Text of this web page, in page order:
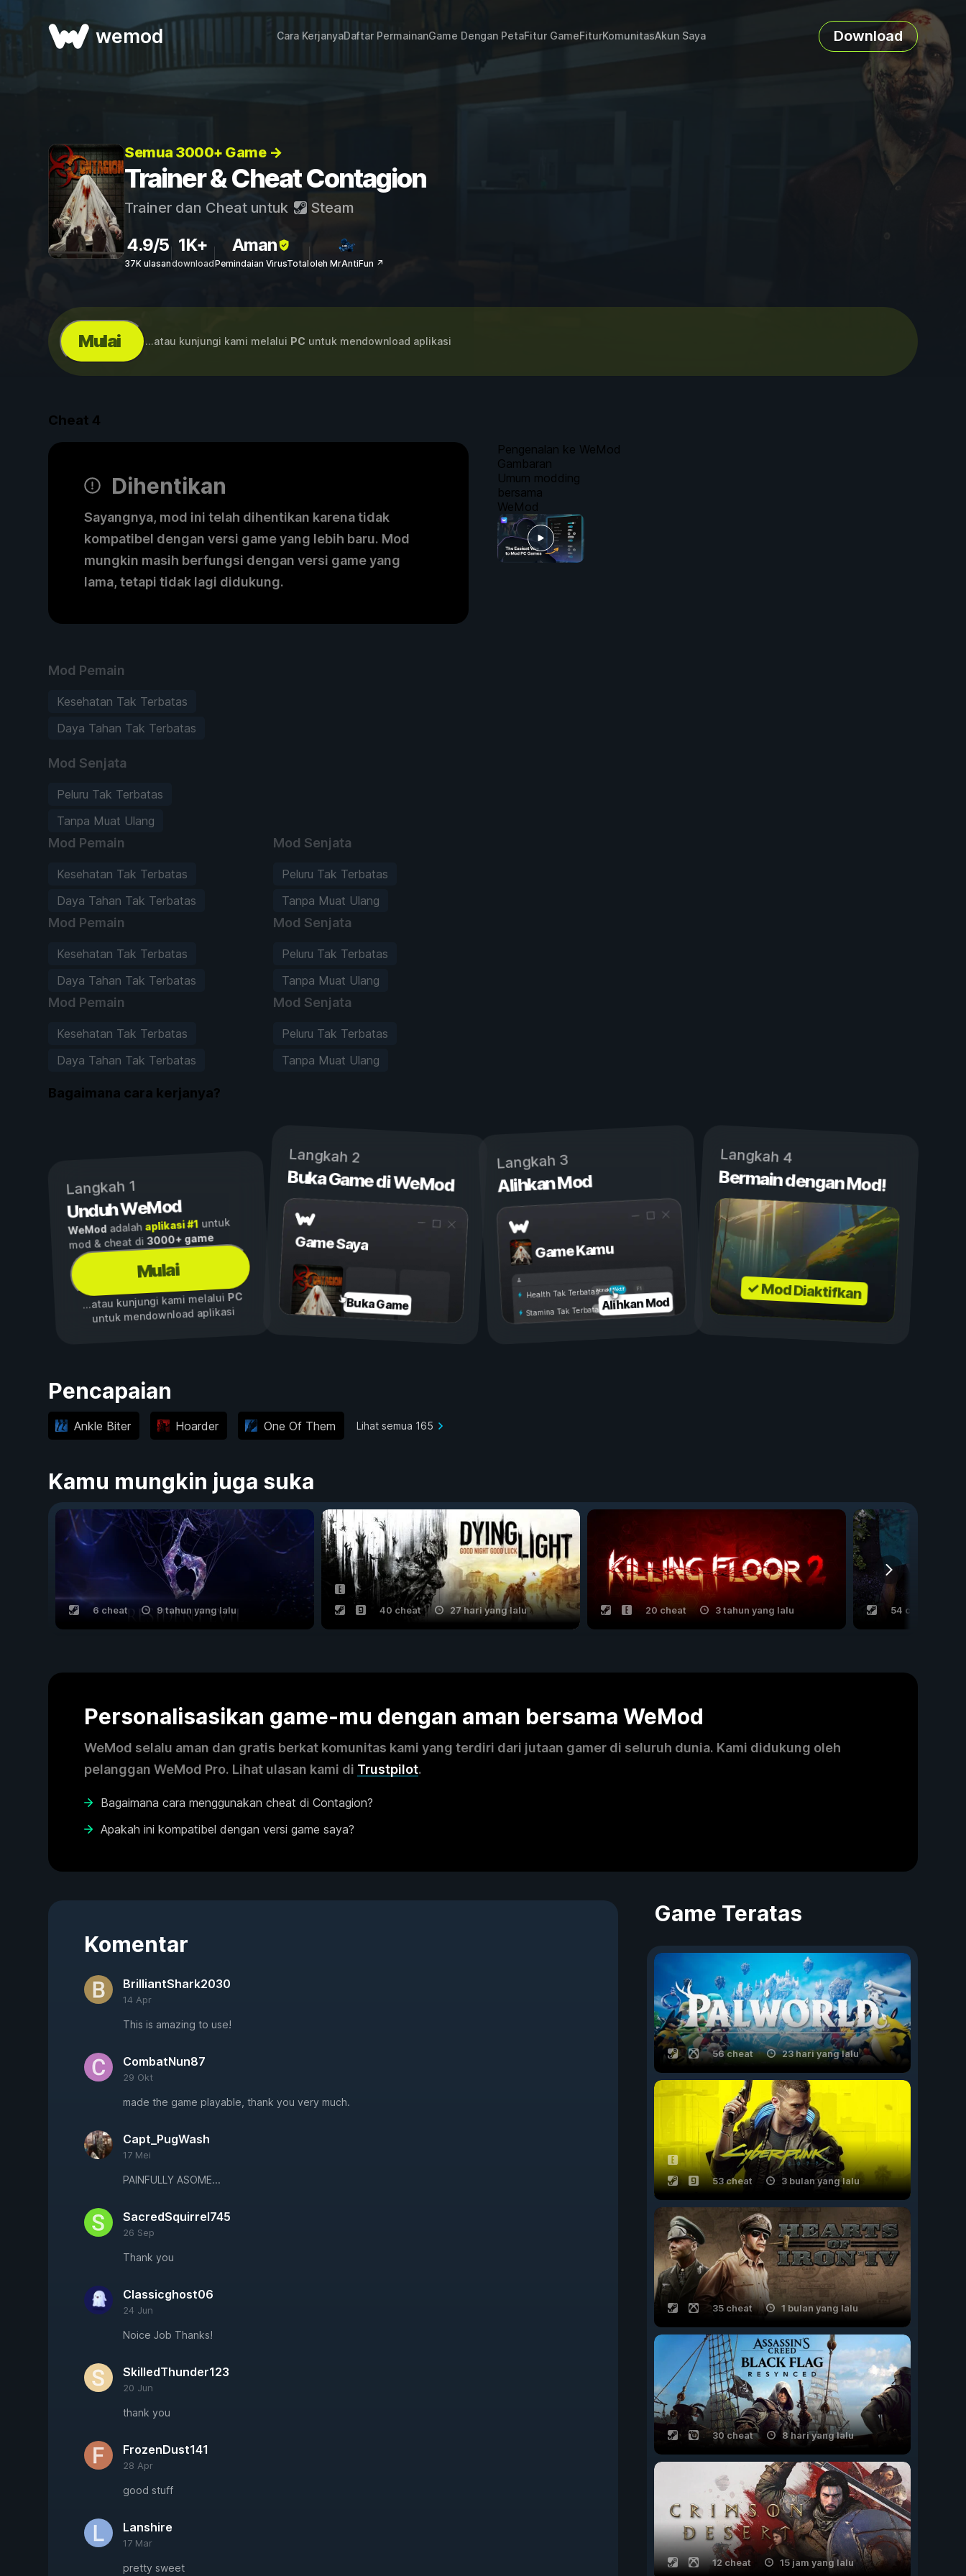
wemod Cara KerjanyaDaftar PermainanGame Dengan PetaFitur GameFiturKomunitasAkun Saya Download
Semua 3000+ Game →
Trainer & Cheat Contagion
Trainer dan Cheat untuk Steam
4.9/5
37K ulasan
1K+
download
Aman
Pemindaian VirusTotaloleh MrAntiFun ↗
Mulai ...atau kunjungi kami melalui PC untuk mendownload aplikasi
Cheat 4
Dihentikan
Sayangnya, mod ini telah dihentikan karena tidak
kompatibel dengan versi game yang lebih baru. Mod
mungkin masih berfungsi dengan versi game yang
lama, tetapi tidak lagi didukung.
Mod Pemain
Kesehatan Tak Terbatas
Daya Tahan Tak Terbatas
Mod Senjata
Peluru Tak Terbatas
Tanpa Muat Ulang
Mod Pemain
Kesehatan Tak Terbatas
Daya Tahan Tak Terbatas
Mod Senjata
Peluru Tak Terbatas
Tanpa Muat Ulang
Mod Pemain
Kesehatan Tak Terbatas
Daya Tahan Tak Terbatas
Mod Senjata
Peluru Tak Terbatas
Tanpa Muat Ulang
Mod Pemain
Kesehatan Tak Terbatas
Daya Tahan Tak Terbatas
Mod Senjata
Peluru Tak Terbatas
Tanpa Muat Ulang
Pengenalan ke WeMod
Gambaran
Umum modding
bersama
WeMod
Bagaimana cara kerjanya?
Langkah 1
Unduh WeMod
WeMod adalah aplikasi #1untuk
mod & cheat di3000+ game
Mulai
...atau kunjungi kami melalui PC
untuk mendownload aplikasi
Langkah 2
Buka Game di WeMod
Game Saya
Buka Game
Langkah 3
Alihkan Mod
Game Kamu
Aktif
Nonaktif
Health Tak Terbatas
Stamina Tak TerbatasAlihkan Mod
Langkah 4
Bermain dengan Mod!
✓ Mod Diaktifkan
Pencapaian
Ankle Biter Hoarder One Of Them Lihat semua 165
Kamu mungkin juga suka
6 cheat 9 tahun yang lalu 40 cheat 27 hari yang lalu 20 cheat 3 tahun yang lalu 54 cheat
Personalisasikan game-mu dengan aman bersama WeMod
WeMod selalu aman dan gratis berkat komunitas kami yang terdiri dari jutaan gamer di seluruh dunia. Kami didukung oleh
pelanggan WeMod Pro. Lihat ulasan kami di Trustpilot.
Bagaimana cara menggunakan cheat di Contagion?
Apakah ini kompatibel dengan versi game saya?
Komentar
BrilliantShark2030
14 Apr
This is amazing to use!
CombatNun87
29 Okt
made the game playable, thank you very much.
Capt_PugWash
17 Mei
PAINFULLY ASOME...
SacredSquirrel745
26 Sep
Thank you
Classicghost06
24 Jun
Noice Job Thanks!
SkilledThunder123
20 Jun
thank you
FrozenDust141
28 Apr
good stuff
Lanshire
17 Mar
pretty sweet
Game Teratas
56 cheat 23 hari yang lalu
53 cheat 3 bulan yang lalu
35 cheat 1 bulan yang lalu
30 cheat 8 hari yang lalu
12 cheat 15 jam yang lalu